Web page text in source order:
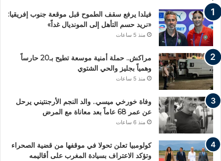
فيلدا يرفع سقف الطموح قبل موقعة جنوب إفريقيا:
«نريد حسم التأهل إلى المونديال غداً»
منذ 5 ساعات
مراكش.. حملة أمنية موسعة تطيح بـ20 حارساً
وهمياً بجليز والحي الشتوي
منذ 5 ساعات
وفاة خورخي ميسي.. والد النجم الأرجنتيني يرحل
عن عمر 68 عاماً بعد معاناة مع المرض
منذ 6 ساعات
كولومبيا تعلن تحولا في موقفها من قضية الصحراء
وتؤكد الاعتراف بسيادة المغرب على أقاليمه